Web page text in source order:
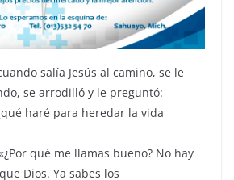
salía Jesús al camino, se le
se arrodilló y le preguntó:
haré para heredar la vida
qué me llamas bueno? No hay
Dios. Ya sabes los